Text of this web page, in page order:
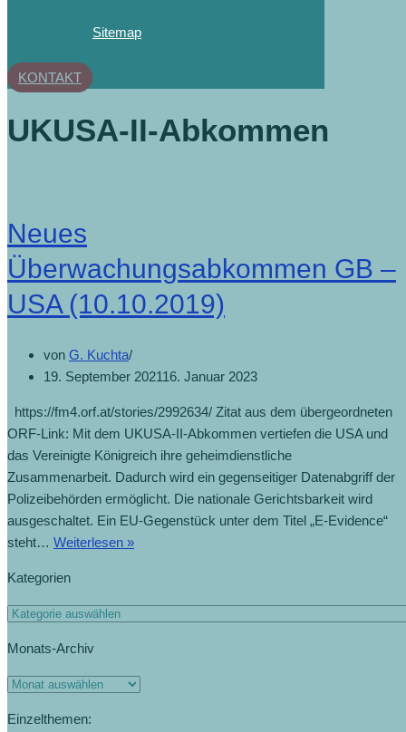
Sitemap
KONTAKT
UKUSA-II-Abkommen
Neues
Überwachungsabkommen GB –
USA (10.10.2019)
von G. Kuchta
19. September 202116. Januar 2023
https://fm4.orf.at/stories/2992634/ Zitat aus dem übergeordneten
ORF-Link: Mit dem UKUSA-II-Abkommen vertiefen die USA und
das Vereinigte Königreich ihre geheimdienstliche
Zusammenarbeit. Dadurch wird ein gegenseitiger Datenabgriff der
Polizeibehörden ermöglicht. Die nationale Gerichtsbarkeit wird
ausgeschaltet. Ein EU-Gegenstück unter dem Titel „E-Evidence“
steht… Weiterlesen »
Kategorien
Monats-Archiv
Einzelthemen: